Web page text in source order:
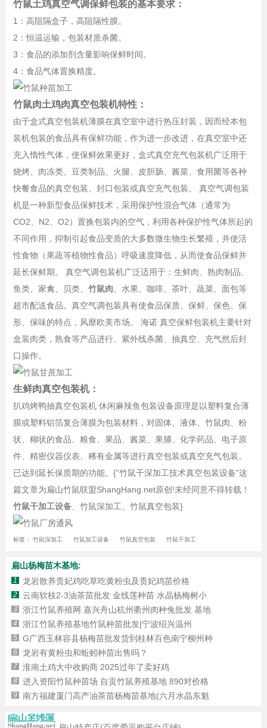
竹鼠土鸡真空气调保鲜包装的基本要求：
1：高阻隔盒子，高阻隔性膜。
2：恒温运输，包装材质杀菌。
3：食品的添加剂含量影响保鲜时间。
4：食品气体置换精度。
竹鼠肉土鸡肉真空包装机特性：
由于盒式真空包装机薄膜在真空室中进行热压封装，因而经本包
装机包装的食品具有保鲜功能，作为进一步改进，在真空室中还
充入惰性气体，使保鲜效果更好，盒式真空充气包装机广泛用于
烧烤、肉冻类、豆类制品、火腿、皮胆肠、酱菜、食用菌等各种
快餐食品的真空包装、封口包装或真空充气包装。 真空气调包装
机是一种新型食品保鲜技术，采用保护性混合气体（通常为
CO2、N2、O2）置换包装内的空气，利用各种保护性气体所起的
不同作用，抑制引起食品变质的大多数微生物生长繁殖，并使活
性食物（果蔬等植物性食品）呼吸速度降低，从而使食品保鲜并
延长保鲜期。 真空气调包装机广泛适用于：生鲜肉、熟肉制品、
鱼类、家禽、贝类、 竹鼠肉 、水果、咖啡、茶叶、蔬菜、面包等
超市配送食品。真空气调包装具有使食品保质、保鲜、保色、保
形、保味的特点，风靡欧美市场。 海诺 真空保鲜包装机主要针对
盒装肉类，熟食等产品进行、紫外线杀菌、抽真空、充气然后封
口操作。
生鲜肉真空包装机：
扒鸡烤鸭抽真空包装机 休闲麻辣鱼包装设备原理是以塑料复合薄
膜或塑料铝箔复合薄膜为包装材料，对固体、液体、竹鼠肉、粉
状、糊状的食品、粮食、果品、酱菜、果脯、化学药品、电子原
件、精密仪器仪表、稀有金属等进行真空包装或真空充气包装。
已达到延长保质期的功能。{"竹鼠干深加工技术真空包装设备"这
篇文章为扁山竹鼠联盟ShangHang.net原创!未经同意不得转载！
竹鼠干加工设备、竹鼠深加工、竹鼠真空包装}
标签： 竹鼠深加工 竹鼠加工设备 竹鼠真空包装 竹鼠干加工
扁山杨梅苗木基地:
1 龙岩散养贵妃鸡吃草吃黄粉虫及贵妃鸡苗价格
2 云南软枝2-3油茶苗批发 金线莲种苗 水晶杨梅树小
3 浙江竹鼠养殖网 嘉兴舟山杭州衢州肉种兔批发 基地
4 浙江竹鼠养殖基地竹鼠种苗批发|宁波绍兴温州
5 G广西玉林容县杨梅苗批发货到桂林百色南宁柳州种
6 龙岩有黄粉虫和蚯蚓种苗出售吗？
7 淮南土鸡大中收购商 2025过年了卖好鸡
8 进入资阳竹鼠种苗场 自贡竹鼠养殖基地 890对价格
9 南方福建厦门高产油茶苗杨梅苗基地(六月水晶东魁